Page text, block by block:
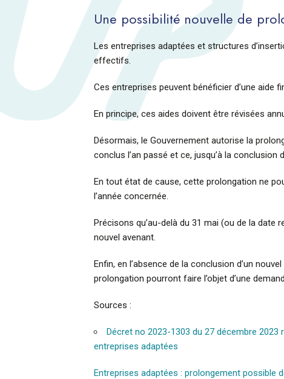
Une possibilité nouvelle de
Les entreprises adaptées et structures
effectifs.
Ces entreprises peuvent bénéficier d’une
En principe, ces aides doivent être révisées
Désormais, le Gouvernement autorise la
conclus l’an passé et ce, jusqu’à la conclusion
En tout état de cause, cette prolongation ne
l’année concernée.
Précisons qu’au-delà du 31 mai (ou de la date
nouvel avenant.
Enfin, en l’absence de la conclusion d’un
prolongation pourront faire l’objet d’une
Sources :
Décret no 2023-1303 du 27 décembre
entreprises adaptées
Entreprises adaptées : prolongement possible